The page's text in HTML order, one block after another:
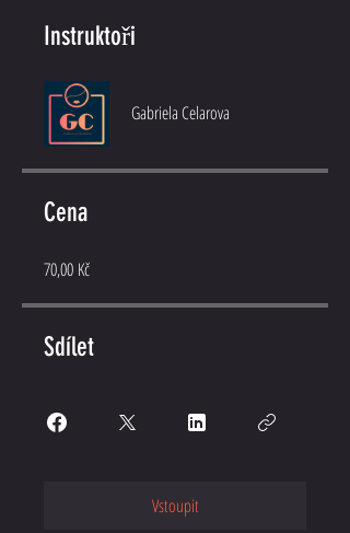
Instruktoři
Gabriela Celarova
Cena
70,00 Kč
Sdílet
Vstoupit